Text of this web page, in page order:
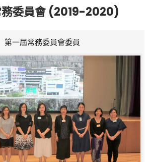
務委員會 (2019-2020)
第一屆常務委員會委員